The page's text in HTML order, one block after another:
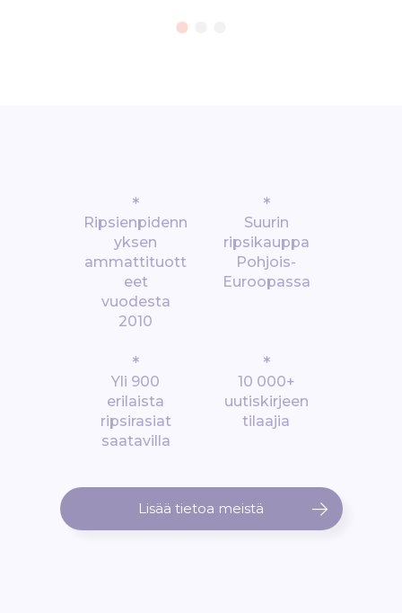
*
Ripsienpidenn
yksen
ammattituott
eet
vuodesta
2010
*
Suurin
ripsikauppa
Pohjois-
Euroopassa
*
Yli 900
erilaista
ripsirasiat
saatavilla
*
10 000+
uutiskirjeen
tilaajia
Lisää tietoa meistä